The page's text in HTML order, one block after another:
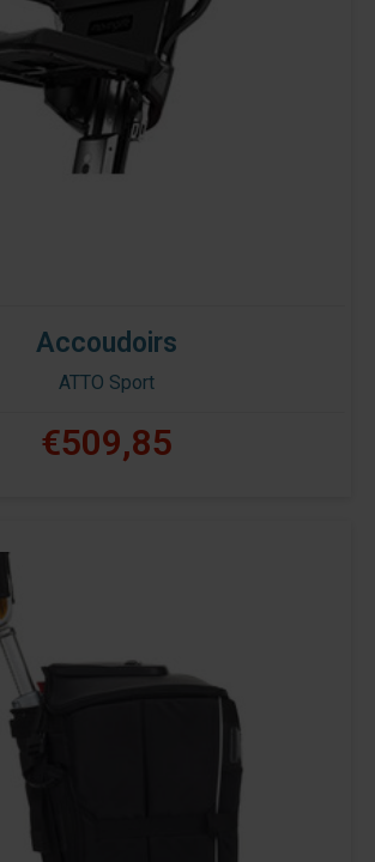
Accoudoirs
ATTO Sport
€509,85